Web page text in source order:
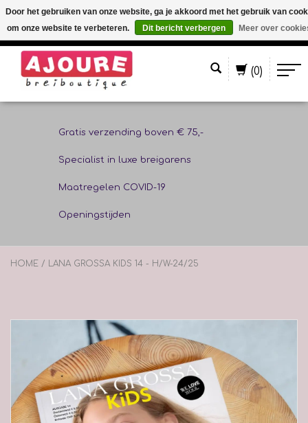
(0)
Gratis verzending boven € 75,-
Specialist in luxe breigarens
Maatregelen COVID-19
Openingstijden
HOME / LANA GROSSA KIDS 14 - H/W-24/25
Door het gebruiken van onze website, ga je akkoord met het gebruik van
om onze website te verbeteren.
Dit bericht verbergen Meer over